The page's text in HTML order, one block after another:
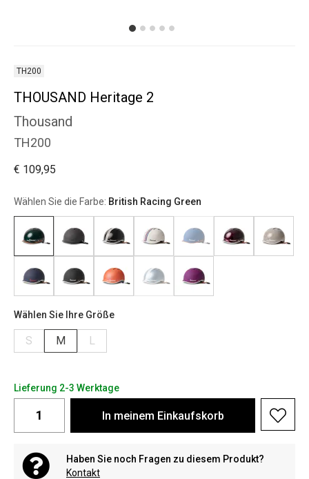
TH200
THOUSAND Heritage 2
Thousand
TH200
€ 109,95
Wählen Sie die Farbe: British Racing Green
Wählen Sie Ihre Größe
S M L
Lieferung 2-3 Werktage
In meinem Einkaufskorb
Haben Sie noch Fragen zu diesem Produkt?
Kontakt